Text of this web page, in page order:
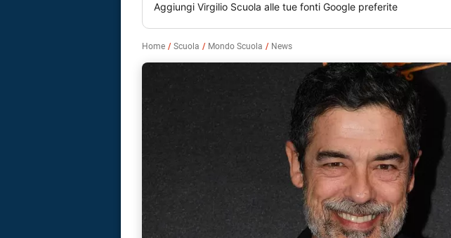
Aggiungi Virgilio Scuola alle tue fonti Google preferite
Home Scuola Mondo Scuola News